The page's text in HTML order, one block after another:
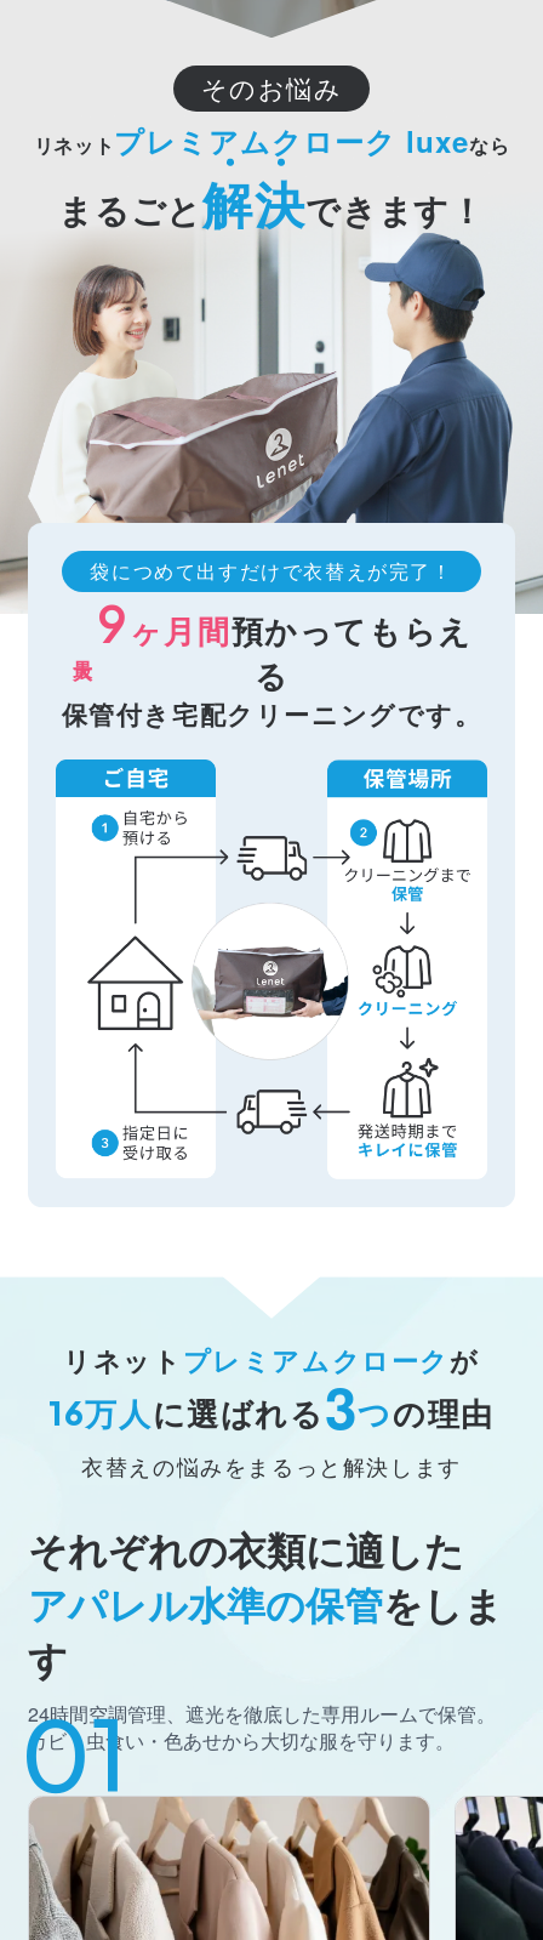
そのお悩み
リネット プレミアムクローク luxeなら
まるごと解決できます！
袋につめて出すだけで衣替えが完了！
9ヶ月間預かってもらえ
る
保管付き宅配クリーニングです。
リネット プレミアムクローク が
16万人に選ばれる3つの理由
衣替えの悩みをまるっと解決します
それぞれの衣類に適した
アパレル水準の保管をしま
す
24時間空調管理、遮光を徹底した専用ルームで保管。
カビ・虫食い・色あせから大切な服を守ります。